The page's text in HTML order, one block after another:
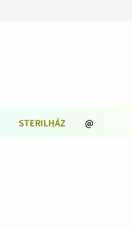
STERILHÁZ @